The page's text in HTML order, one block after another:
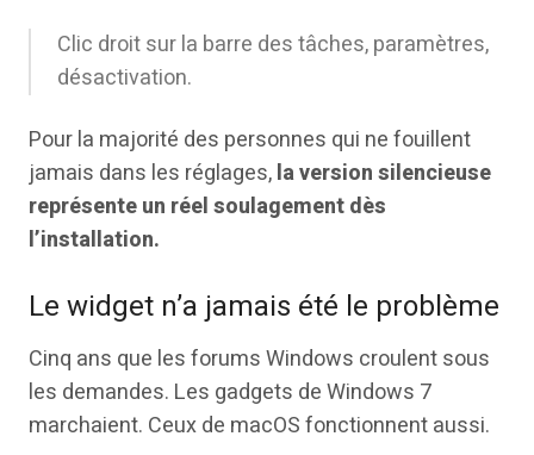
Clic droit sur la barre des tâches, paramètres,
désactivation.
Pour la majorité des personnes qui ne fouillent
jamais dans les réglages,la version silencieuse
représente un réel soulagement dès
l’installation.
Le widget n’a jamais été le problème
Cinq ans que les forums Windows croulent sous
les demandes. Les gadgets de Windows 7
marchaient. Ceux de macOS fonctionnent aussi.